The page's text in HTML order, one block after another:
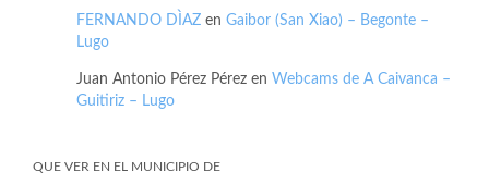
FERNANDO DÌAZ en Gaibor (San Xiao) – Begonte –
Lugo
Juan Antonio Pérez Pérez en Webcams de A Caivanca –
Guitiriz – Lugo
QUE VER EN EL MUNICIPIO DE